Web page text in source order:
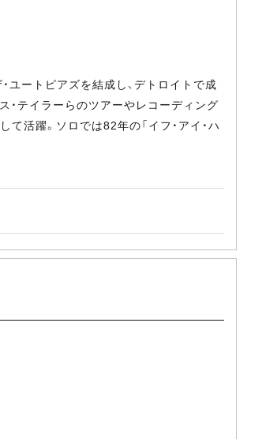
ユートピアズを結成し、デトロイトで成
・テイラーらのツアーやレコーディング
活躍。ソロでは82年の「イフ・アイ・ハ